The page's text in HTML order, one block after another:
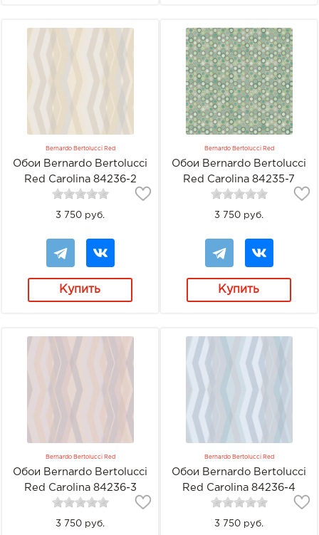
Bernardo Bertolucci Red
Обои Bernardo Bertolucci
Red Carolina 84236-2
3 750 руб.
Купить
Bernardo Bertolucci Red
Обои Bernardo Bertolucci
Red Carolina 84235-7
3 750 руб.
Купить
Bernardo Bertolucci Red
Обои Bernardo Bertolucci
Red Carolina 84236-3
3 750 руб.
Bernardo Bertolucci Red
Обои Bernardo Bertolucci
Red Carolina 84236-4
3 750 руб.